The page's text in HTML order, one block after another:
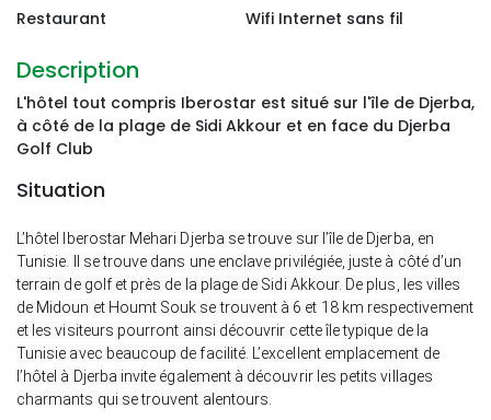
Restaurant
Wifi Internet sans fil
Description
L'hôtel tout compris Iberostar est situé sur l'île de Djerba,
à côté de la plage de Sidi Akkour et en face du Djerba
Golf Club
Situation
L’hôtel Iberostar Mehari Djerba se trouve sur l’île de Djerba, en
Tunisie. Il se trouve dans une enclave privilégiée, juste à côté d’un
terrain de golf et près de la plage de Sidi Akkour. De plus, les villes
de Midoun et Houmt Souk se trouvent à 6 et 18 km respectivement
et les visiteurs pourront ainsi découvrir cette île typique de la
Tunisie avec beaucoup de facilité. L’excellent emplacement de
l’hôtel à Djerba invite également à découvrir les petits villages
charmants qui se trouvent alentours.